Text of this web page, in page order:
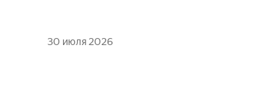
30 июля 2026